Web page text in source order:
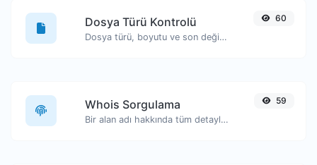
Dosya Türü Kontrolü
Dosya türü, boyutu ve son değiştirilme tarihi gibi bilgileri görüntüleyin.
60
Whois Sorgulama
Bir alan adı hakkında tüm detayları edinin.
59